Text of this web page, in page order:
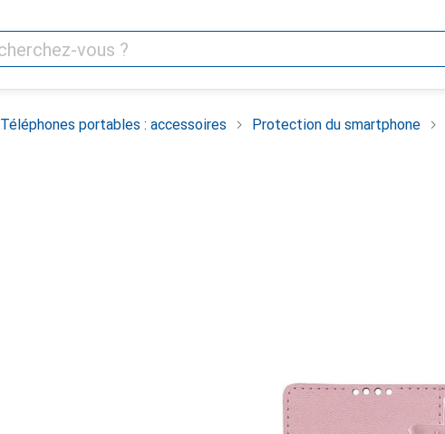
Téléphones portables : accessoires Protection du smartphone